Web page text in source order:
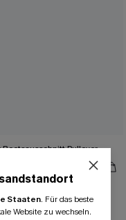
Bootsausschnitt Pullover
Staaten. Für das beste
Website zu wechseln.